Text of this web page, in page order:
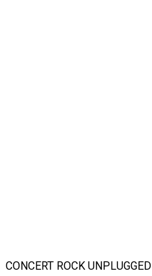
CONCERT ROCK UNPLUGGED